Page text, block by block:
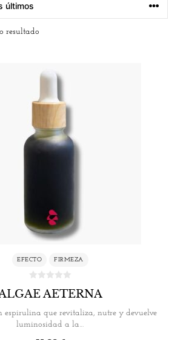
resultado
EFECTO FIRMEZA
AETERNA
espirulina que revitaliza, nutre y devuelve
luminosidad a la…